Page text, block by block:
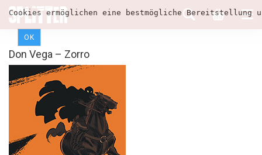
Cookies ermöglichen eine bestmögliche
OK
Don Vega – Zorro